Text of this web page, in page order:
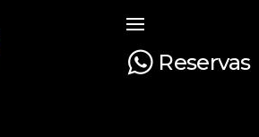
Reservas